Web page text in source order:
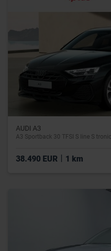
AUDI A3
A3 Sportback 30 TFSI S line S tronic
38.490 EUR | 1 km